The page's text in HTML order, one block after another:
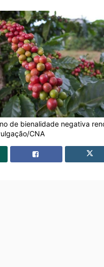
de bienalidade negativa
CNA